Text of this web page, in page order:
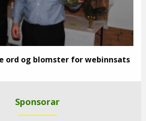
ord og blomster for webinnsats
Sponsorar